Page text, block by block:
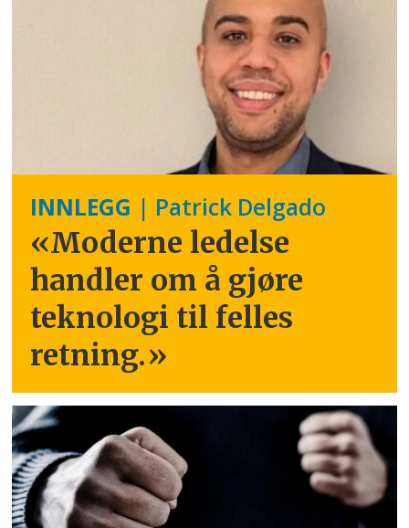
INNLEGG | Patrick Delgado
«Moderne ledelse
handler om å gjøre
teknologi til felles
retning.»